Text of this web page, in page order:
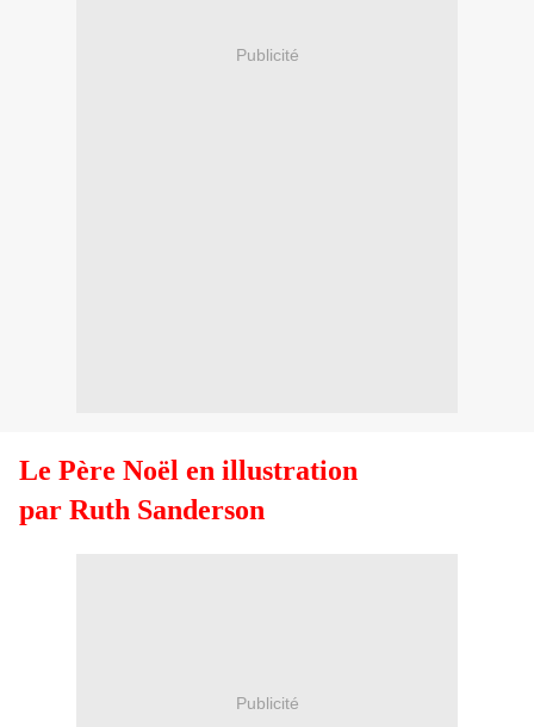
Publicité
Le Père Noël en illustration
par Ruth Sanderson
Publicité